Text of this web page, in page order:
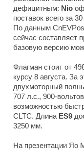
дефицитным: Nio
поставок всего за
По данным
сейчас составляет
базовую версию
Флагман стоит от
курсу 8 августа. За
двухмоторный
707 л.с., 900-
возможностью
CLTC. Длина ES9
3250 мм.
На презентации Яо